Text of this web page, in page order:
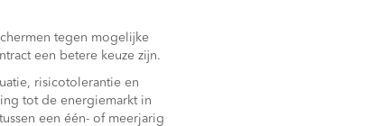
tegen mogelijke
een betere keuze zijn.
risicotolerantie en
tot de energiemarkt in
een één- of meerjarig